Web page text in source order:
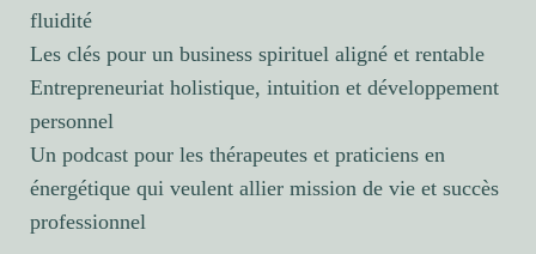
fluidité
Les clés pour un business spirituel aligné et rentable
Entrepreneuriat holistique, intuition et développement
personnel
Un podcast pour les thérapeutes et praticiens en
énergétique qui veulent allier mission de vie et succès
professionnel